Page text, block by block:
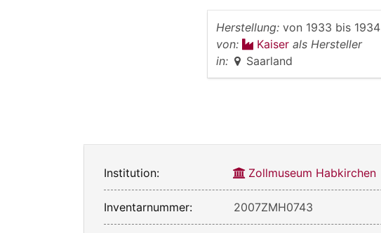
Herstellung: von 1933 bis 1934
von:
Kaiser als Hersteller
in:
Saarland
Institution: Zollmuseum Habkirchen
Inventarnummer: 2007ZMH0743